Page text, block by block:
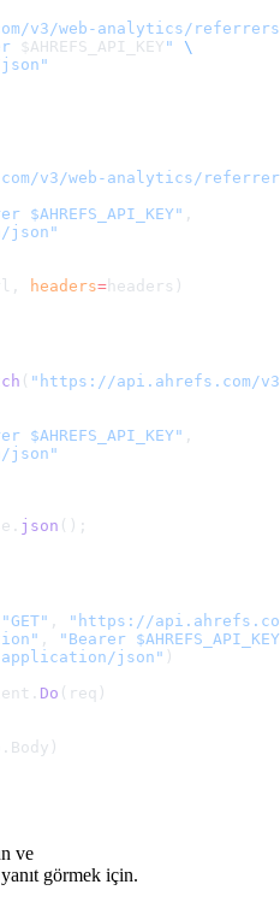
v3/web-analytics/
$AHREFS_API_KEY "
\
v3/web-analytics/
$AHREFS_API_KEY" ,
json"
headers= headers )
( " https://api.ahrefs.com/
$AHREFS_API_KEY" ,
json"
json ();
"GET" , " https://
,
"Bearer
json" )
Do (req)
ve
görmek için.